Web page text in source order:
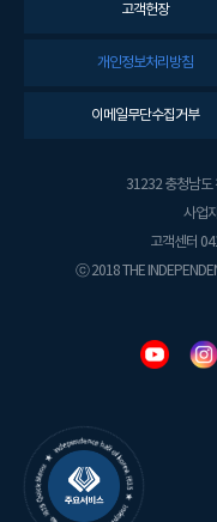
고객헌장
개인정보처리방침
이메일무단수집거부
31232 충청남도
사업
고객센터
ⓒ 2018 THE